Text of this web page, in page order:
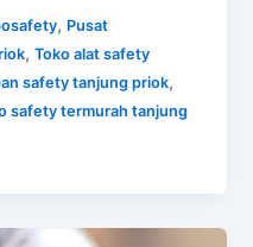
, Pusat
,Toko alat safety
safety tanjung priok,
safety termurah tanjung